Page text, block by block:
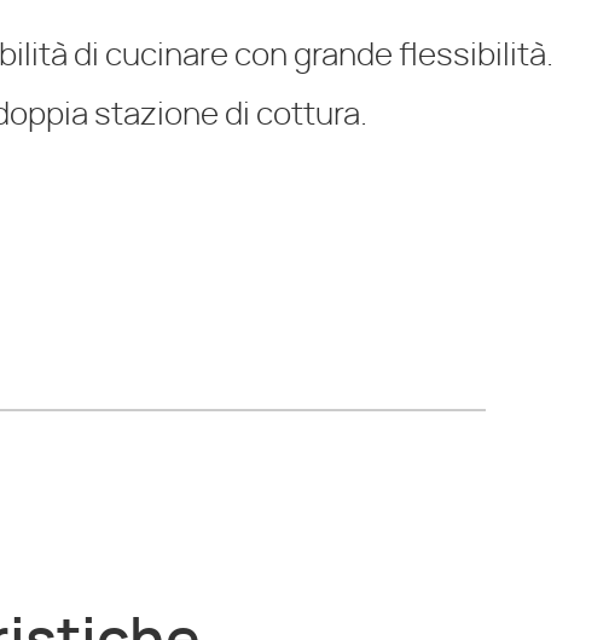
di cucinare con grande flessibilità.
stazione di cottura.